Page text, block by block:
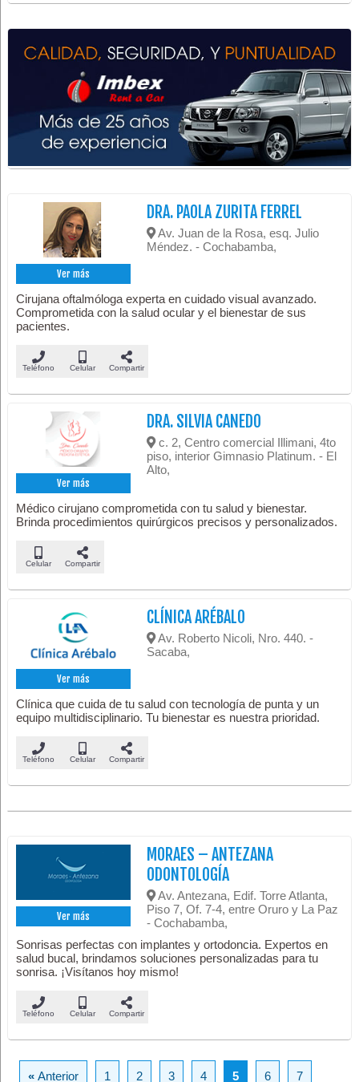
Ver más
DRA. PAOLA ZURITA FERREL
Av. Juan de la Rosa, esq. Julio
Méndez. - Cochabamba,
Cirujana oftalmóloga experta en cuidado visual avanzado.
Comprometida con la salud ocular y el bienestar de sus
pacientes.
Teléfono Celular Compartir
Ver más
DRA. SILVIA CANEDO
c. 2, Centro comercial Illimani, 4to
piso, interior Gimnasio Platinum. - El
Alto,
Médico cirujano comprometida con tu salud y bienestar.
Brinda procedimientos quirúrgicos precisos y personalizados.
Celular Compartir
Ver más
CLÍNICA ARÉBALO
Av. Roberto Nicoli, Nro. 440. -
Sacaba,
Clínica que cuida de tu salud con tecnología de punta y un
equipo multidisciplinario. Tu bienestar es nuestra prioridad.
Teléfono Celular Compartir
Ver más
MORAES – ANTEZANA
ODONTOLOGÍA
Av. Antezana, Edif. Torre Atlanta,
Piso 7, Of. 7-4, entre Oruro y La Paz
- Cochabamba,
Sonrisas perfectas con implantes y ortodoncia. Expertos en
salud bucal, brindamos soluciones personalizadas para tu
sonrisa. ¡Visítanos hoy mismo!
Teléfono Celular Compartir
«Anterior 1 2 3 4 5 6 7